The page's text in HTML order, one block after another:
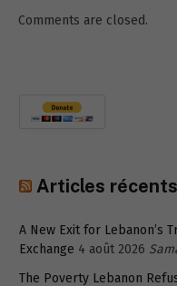
Comments are closed.
Articles
A New Exit for Lebanon’s
Exchange 4 août 2026
The Poverty Lebanon